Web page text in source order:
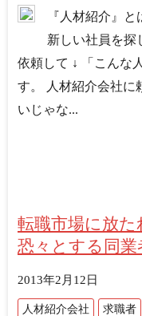
『人材紹介』
新しい社員を探
依頼して ↓ 「こんな
す。 人材紹介会社に
いじゃな...
転職市場に放た
恐々とする同業
2013年2月12日
人材紹介会社 求職者